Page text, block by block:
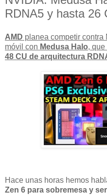
RDNA5 y hasta 26
AMD planea competir contra
móvil con Medusa Halo,
48 CU de arquitectura
Hace unas horas hemos
Zen 6 para sobremesa y